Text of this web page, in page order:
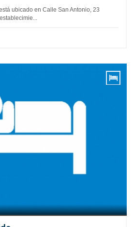
ubicado en Calle San Antonio, 23